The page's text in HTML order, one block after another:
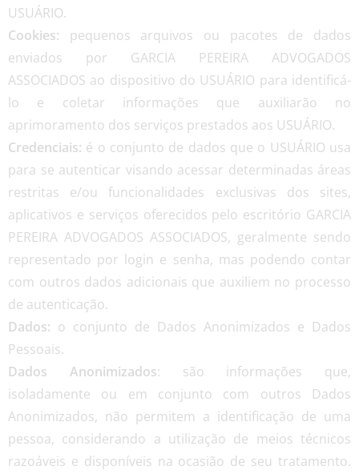
USUÁRIO.
Cookies: pequenos arquivos ou pacotes de dados
enviados por GARCIA PEREIRA ADVOGADOS
ASSOCIADOS ao dispositivo do USUÁRIO para identificá-
lo e coletar informações que auxiliarão no
aprimoramento dos serviços prestados aos USUÁRIO.
Credenciais: é o conjunto de dados que o USUÁRIO usa
para se autenticar visando acessar determinadas áreas
restritas e/ou funcionalidades exclusivas dos sites,
aplicativos e serviços oferecidos pelo escritório GARCIA
PEREIRA ADVOGADOS ASSOCIADOS, geralmente sendo
representado por login e senha, mas podendo contar
com outros dados adicionais que auxiliem no processo
de autenticação.
Dados: o conjunto de Dados Anonimizados e Dados
Pessoais.
Dados Anonimizados: são informações que,
isoladamente ou em conjunto com outros Dados
Anonimizados, não permitem a identificação de uma
pessoa, considerando a utilização de meios técnicos
razoáveis e disponíveis na ocasião de seu tratamento.